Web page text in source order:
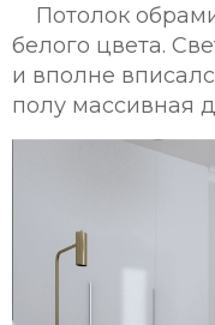
Потолок
белого цвета.
и вполне
полу массивная